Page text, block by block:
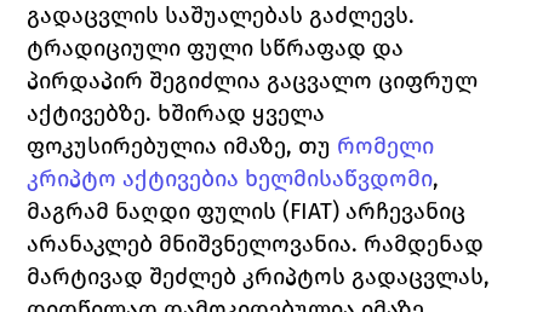
გადაცვლის საშუალებას გაძლევს.
ტრადიციული ფული სწრაფად და
პირდაპირ შეგიძლია გაცვალო ციფრულ
აქტივებზე. ხშირად ყველა
ფოკუსირებულია იმაზე, თუ რომელი
კრიპტო აქტივებია ხელმისაწვდომი,
მაგრამ ნაღდი ფულის (FIAT) არჩევანიც
არანაკლებ მნიშვნელოვანია. რამდენად
მარტივად შეძლებ კრიპტოს გადაცვლას,